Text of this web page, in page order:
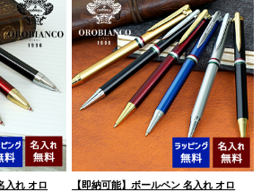
入れ オロ
【即納可能】ボールペン 名入れ オロ